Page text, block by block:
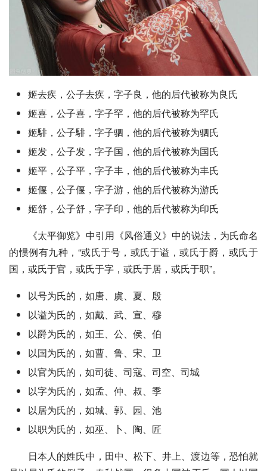
姬去疾，公子去疾，字子良，他的后代被称为良氏
姬喜，公子喜，字子罕，他的后代被称为罕氏
姬騑， 公子騑 ，字子驷，他的后代被称为驷氏
姬发 ，公子发，字子国，他的后代被称为国氏
姬平，公子平，字子丰，他的后代被称为丰氏
姬偃 ， 公子偃 ，字子游，他的后代被称为游氏
姬舒，公子舒，字子印，他的后代被称为印氏
《太平御览》中引用《风俗通义》中的说法，为氏命名
的惯例有九种，“或氏于号，或氏于谥，或氏于爵，或氏于
国，或氏于官，或氏于字，或氏于居，或氏于职”。
以号为氏的，如唐、虞、夏、殷
以谥为氏的，如戴、武、宣、穆
以爵为氏的，如王、公、侯、伯
以国为氏的，如曹、鲁、宋、卫
以官为氏的，如司徒、 司寇、 司空、司城
以字为氏的，如孟、仲、叔、季
以居为氏的，如城、郭、园、池
以职为氏的，如巫、卜、陶、匠
日本人的姓氏中，田中、松下、井上、渡边等，恐怕就